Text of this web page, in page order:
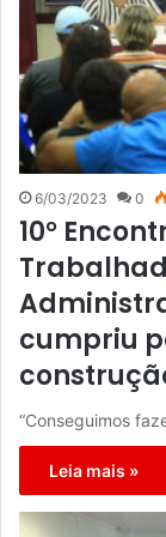
6/03/2023 0
10°
cumpriu
“Conseguimos
Leia mais »